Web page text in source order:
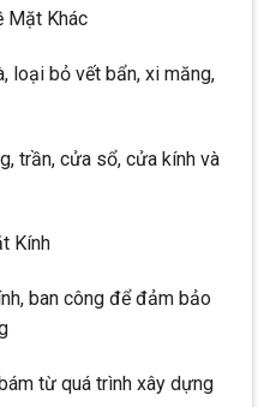
Mặt Khác
loại bỏ vết bẩn, xi măng,
trần, cửa sổ, cửa kính và
Kính
ban công để đảm bảo
từ quá trình xây dựng